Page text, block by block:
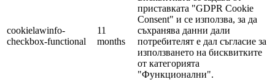
cookielawinfo-
checkbox-functional
11
months
приставката "GDPR Cookie
Consent" и се използва, за да
съхранява данни дали
потребителят е дал съгласие за
използването на бисквитките
от категорията
"Функционални".